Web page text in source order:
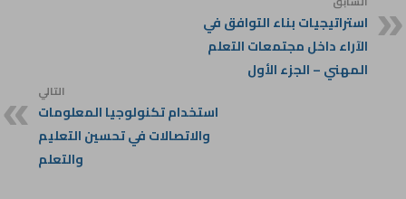
استراتيجيات بناء التوافق في
الآراء داخل مجتمعات التعلم
المهني – الجزء الأول
التالي
استخدام تكنولوجيا المعلومات
والاتصالات في تحسين التعليم
والتعلم